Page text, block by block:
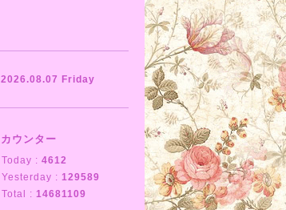
2026.08.07 Friday
カウンター
Today : 4612
Yesterday : 129589
Total : 14681109